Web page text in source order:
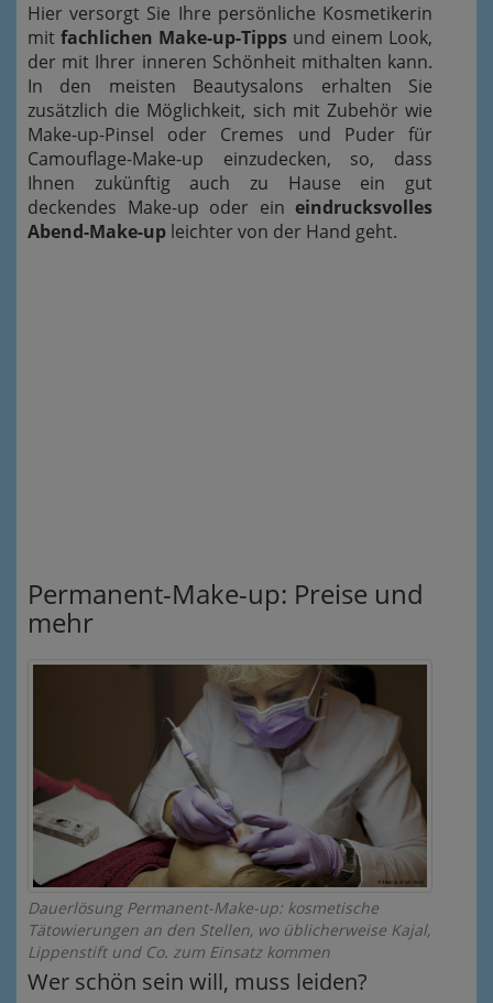
Hier versorgt Sie Ihre persönliche Kosmetikerin
mit fachlichen Make-up-Tipps und einem Look,
der mit Ihrer inneren Schönheit mithalten kann.
In den meisten Beautysalons erhalten Sie
zusätzlich die Möglichkeit, sich mit Zubehör wie
Make-up-Pinsel oder Cremes und Puder für
Camouflage-Make-up einzudecken, so, dass
Ihnen zukünftig auch zu Hause ein gut
deckendes Make-up oder ein eindrucksvolles
Abend-Make-up leichter von der Hand geht.
Permanent-Make-up: Preise und
mehr
Dauerlösung Permanent-Make-up: kosmetische
Tätowierungen an den Stellen, wo üblicherweise Kajal,
Lippenstift und Co. zum Einsatz kommen
Wer schön sein will, muss leiden?